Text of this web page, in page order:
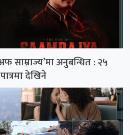
साम्राज्य’मा अनुबन्धित : २५
देखिने